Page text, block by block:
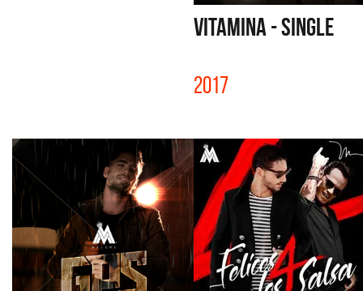
VITAMINA - SINGLE
2017